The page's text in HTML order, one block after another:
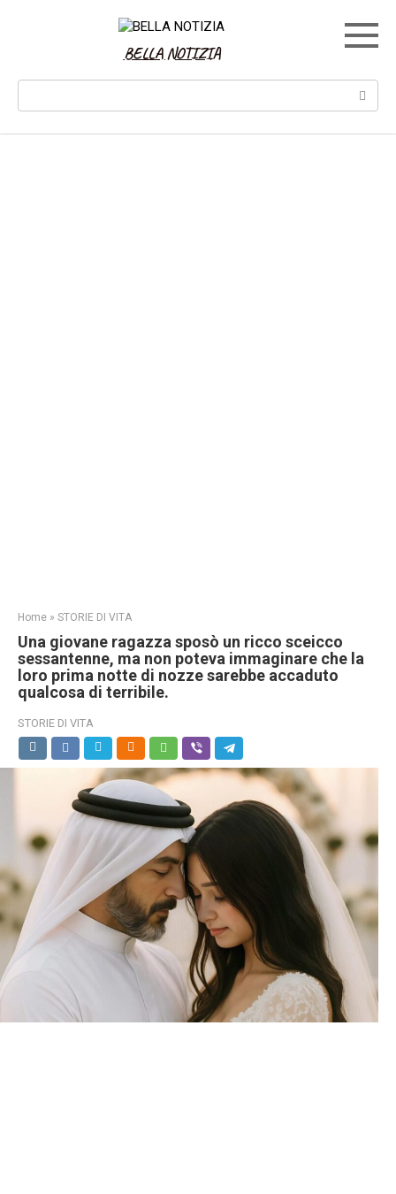
BELLA NOTIZIA
Search:
Home » STORIE DI VITA
Una giovane ragazza sposò un ricco sceicco
sessantenne, ma non poteva immaginare che la
loro prima notte di nozze sarebbe accaduto
qualcosa di terribile.
STORIE DI VITA